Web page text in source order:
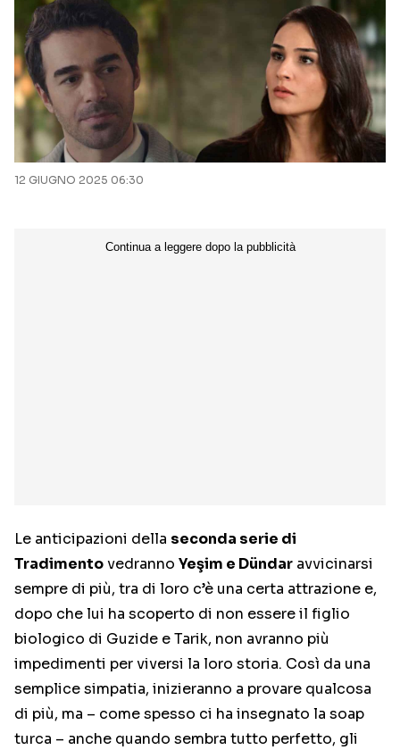
Seguici sui social
12 GIUGNO 2025 06:30
Le anticipazioni della seconda serie di
Tradimentovedranno Yeşim e Dündar avvicinarsi
sempre di più, tra di loro c’è una certa attrazione e,
dopo che lui ha scoperto di non essere il figlio
biologico di Guzide e Tarik, non avranno più
impedimenti per viversi la loro storia. Così da una
semplice simpatia, inizieranno a provare qualcosa
di più, ma – come spesso ci ha insegnato la soap
turca – anche quando sembra tutto perfetto, gli